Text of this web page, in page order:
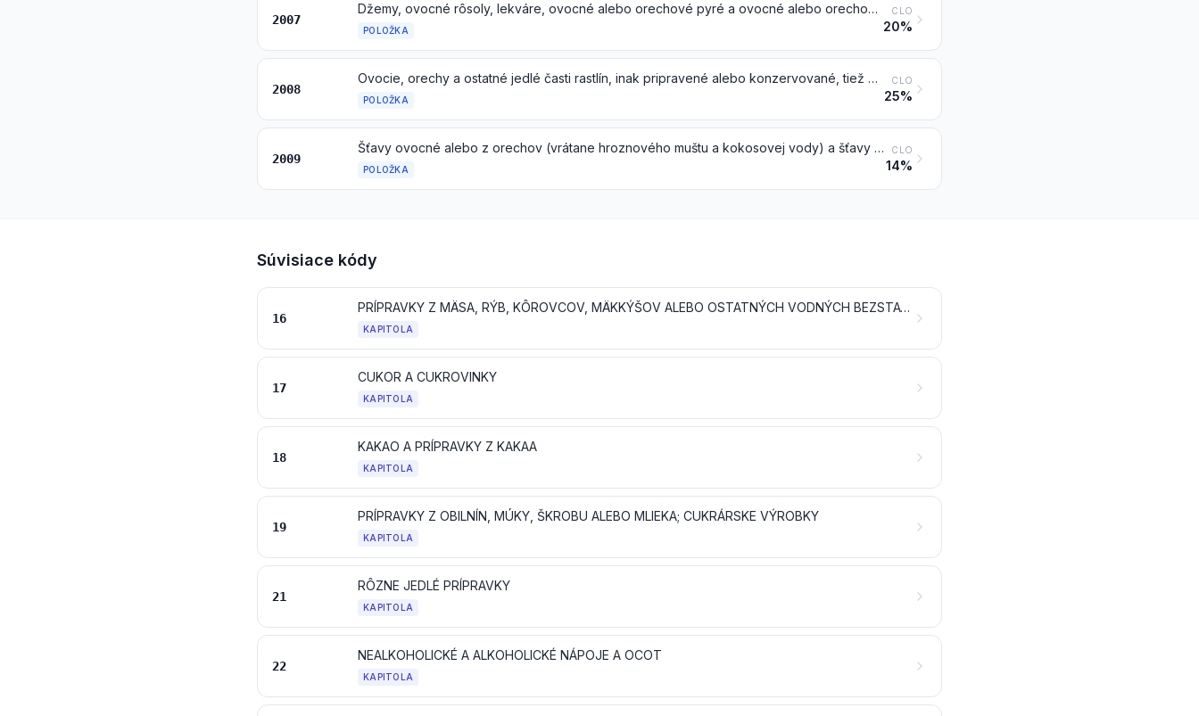
2007
Džemy, ovocné rôsoly, lekváre, ovocné alebo orechové pyré a ovocné alebo orechové pasty, získané varením, tiež obsahujúce pridaný cukor alebo ostatné sladidlá
POLOŽKA
CLO
20%
2008
Ovocie, orechy a ostatné jedlé časti rastlín, inak pripravené alebo konzervované, tiež obsahujúce pridaný cukor alebo ostatné sladidlá alebo alkohol, inde nešpecifikované ani nezahrnuté
POLOŽKA
CLO
25%
2009
Šťavy ovocné alebo z orechov (vrátane hroznového muštu a kokosovej vody) a šťavy zeleninové, nekvasené a neobsahujúce pridaný alkohol, tiež obsahujúce pridaný cukor alebo ostatné sladidlá
POLOŽKA
CLO
14%
Súvisiace kódy
16
PRÍPRAVKY Z MÄSA, RÝB, KÔROVCOV, MÄKKÝŠOV ALEBO OSTATNÝCH VODNÝCH BEZSTAVOVCOV ALEBO HMYZU
KAPITOLA
17
CUKOR A CUKROVINKY
KAPITOLA
18
KAKAO A PRÍPRAVKY Z KAKAA
KAPITOLA
19
PRÍPRAVKY Z OBILNÍN, MÚKY, ŠKROBU ALEBO MLIEKA; CUKRÁRSKE VÝROBKY
KAPITOLA
21
RÔZNE JEDLÉ PRÍPRAVKY
KAPITOLA
22
NEALKOHOLICKÉ A ALKOHOLICKÉ NÁPOJE A OCOT
KAPITOLA